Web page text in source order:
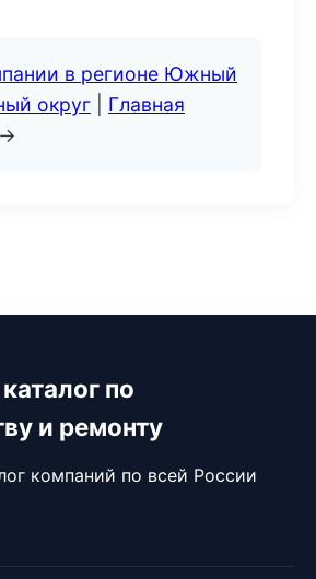
в регионе Южный
округ
Главная
→
по
и ремонту
компаний по всей России